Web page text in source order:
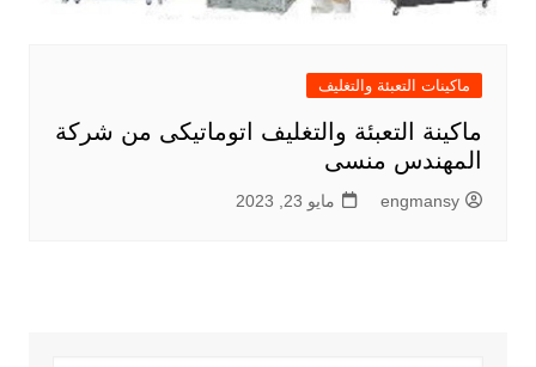
ماكينات التعبئة والتغليف
ماكينة التعبئة والتغليف اتوماتيكى من شركة
المهندس منسى
engmansy مايو 23, 2023